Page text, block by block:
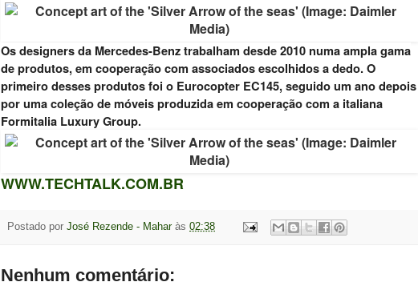
Os designers da Mercedes-Benz trabalham desde 2010 numa ampla gama
de produtos, em cooperação com associados escolhidos a dedo. O
primeiro desses produtos foi o Eurocopter EC145, seguido um ano depois
por uma coleção de móveis produzida em cooperação com a italiana
Formitalia Luxury Group.
WWW.TECHTALK.COM.BR
Postado por José Rezende - Mahar às 02:38
Nenhum comentário: